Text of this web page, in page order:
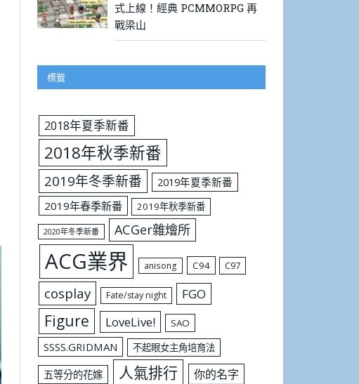
式上線！經典 PCMMORPG 再
戰梁山
標籤
2018年夏季新番
2018年秋季新番
2019年冬季新番
2019年夏季新番
2019年春季新番
2019年秋季新番
2020年冬季新番 ACGer雜燴所
ACG業界 anisong C94 C97
cosplay Fate/stay night FGO
Figure LoveLive! SAO
SSSS.GRIDMAN 不起眼女主角培育法
五等分的花嫁 人氣排行 你的名字